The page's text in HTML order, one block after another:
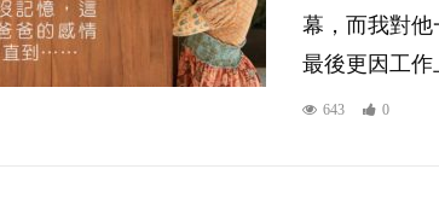
幕，而我對他
最後更因工
643 0